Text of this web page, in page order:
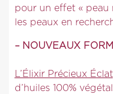
pour un effet « peau
les peaux en
– NOUVEAUX
L’Élixir Précieux Éclat
d’huiles 100%